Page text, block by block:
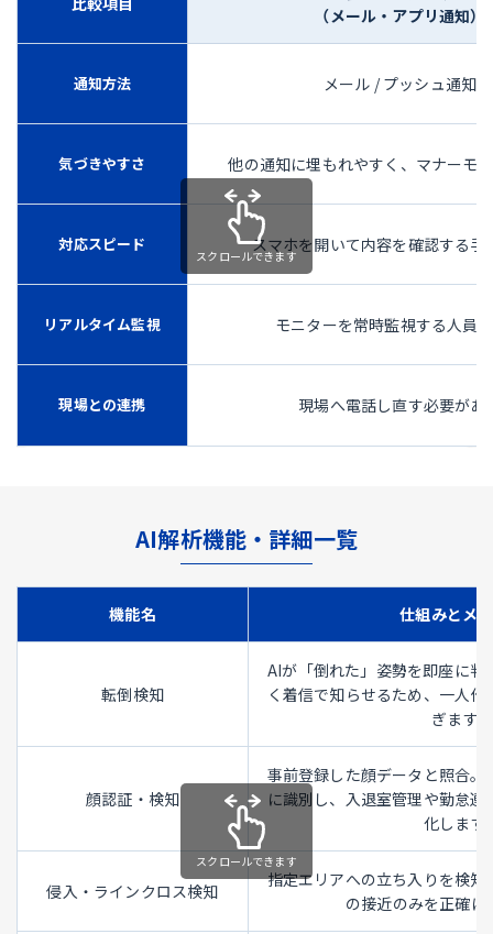
（メール・アプリ通知）
通知方法 メール / プッシュ通知
気づきやすさ 他の通知に埋もれやすく、マナーモ
対応スピード スマホを開いて内容を確認する手
リアルタイム監視 モニターを常時監視する人員
現場との連携 現場へ電話し直す必要があ
AI解析機能・詳細一覧
機能名 仕組みとメ
転倒検知
AIが「倒れた」姿勢を即座に判
く着信で知らせるため、一人
ぎます。
顔認証・検知
事前登録した顔データと照合
に識別し、入退室管理や勤怠
化します
侵入・ラインクロス検知
指定エリアへの立ち入りを検
の接近のみを正確に